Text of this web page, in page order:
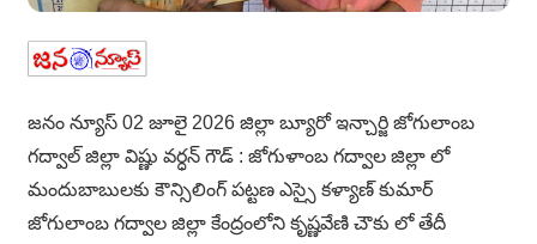
జనం న్యూస్ 02 జూలై 2026 జిల్లా బ్యూరో ఇన్చార్జి జోగులాంబ
గద్వాల్ జిల్లా విష్ణు వర్ధన్ గౌడ్ : జోగుళాంబ గద్వాల జిల్లా లో
మందుబాబులకు కౌన్సిలింగ్ పట్టణ ఎస్సై కళ్యాణ్ కుమార్
జోగులాంబ గద్వాల జిల్లా కేంద్రంలోని కృష్ణవేణి చౌకు లో తేదీ